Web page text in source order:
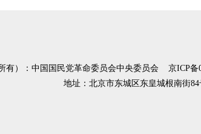
有）：中国国民党革命委员会中央委员会 京ICP备
地址：北京市东城区东皇城根南街